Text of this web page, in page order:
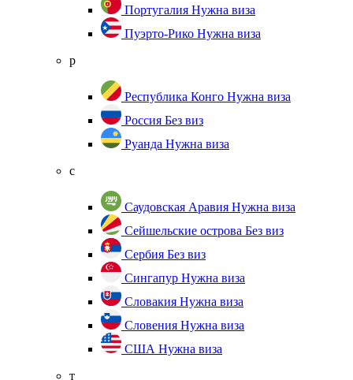
Португалия Нужна виза
Пуэрто-Рико Нужна виза
р
Республика Конго Нужна виза
Россия Без виз
Руанда Нужна виза
с
Саудовская Аравия Нужна виза
Сейшельские острова Без виз
Сербия Без виз
Сингапур Нужна виза
Словакия Нужна виза
Словения Нужна виза
США Нужна виза
т